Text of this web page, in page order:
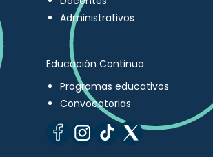
Administrativos
Educación Continua
Programas educativos
Convocatorias